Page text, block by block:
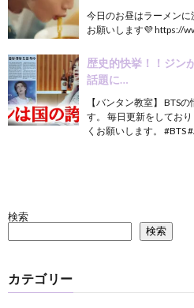
今日のお昼はラーメンに
お願いします💜 https://
歴史的快挙！！ジン
話題に…
【バンタン教室】 BTS
す。 毎日更新をしてお
くお願いします。 #BTS
検索
検索
カテゴリー